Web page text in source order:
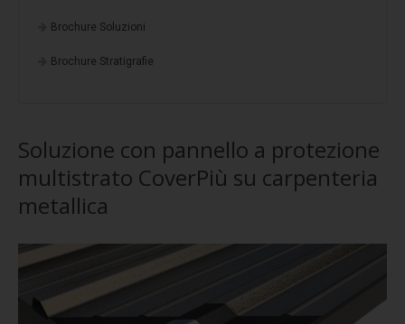
Progettazione
Protezione multistrato
Potere insonorizzante
Comfort termico
Termoriflessione
Brochure Soluzioni
Brochure Stratigrafie
Soluzione con pannello a protezione
multistrato CoverPiù su carpenteria
metallica